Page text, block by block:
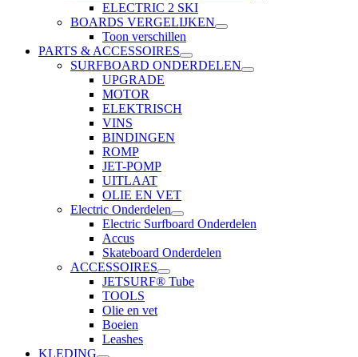
ELECTRIC 2 SKI
BOARDS VERGELIJKEN
Toon verschillen
PARTS & ACCESSOIRES
SURFBOARD ONDERDELEN
UPGRADE
MOTOR
ELEKTRISCH
VINS
BINDINGEN
ROMP
JET-POMP
UITLAAT
OLIE EN VET
Electric Onderdelen
Electric Surfboard Onderdelen
Accus
Skateboard Onderdelen
ACCESSOIRES
JETSURF® Tube
TOOLS
Olie en vet
Boeien
Leashes
KLEDING